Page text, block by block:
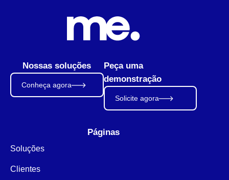
Nossas soluções
Conheça agora
Peça uma
demonstração
Solicite agora
Páginas
Soluções
Clientes